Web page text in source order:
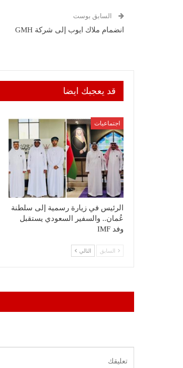
السابق بوست
انضمام ملاك ايوب إلى شركة GMH
قد يعجبك ايضا
اجتماعيات
الرئيس في زيارة رسمية إلى سلطنة
عُمان.. والسفير السعودي يستقبل
وفد IMF
السابق التالي